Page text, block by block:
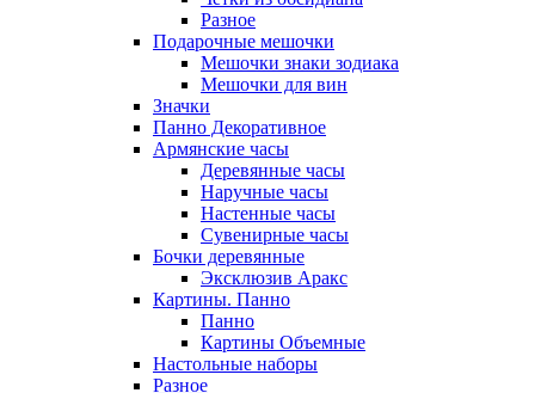
Разное
Подарочные мешочки
Мешочки знаки зодиака
Мешочки для вин
Значки
Панно Декоративное
Армянские часы
Деревянные часы
Наручные часы
Настенные часы
Сувенирные часы
Бочки деревянные
Эксклюзив Аракс
Картины. Панно
Панно
Картины Объемные
Настольные наборы
Разное